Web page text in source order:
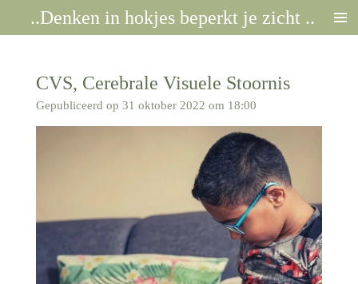
direct
hoofdinhoud
..Denken in hokjes beperkt je zicht ..
CVS, Cerebrale Visuele Stoornis
Gepubliceerd op 31 oktober 2022 om 18:00